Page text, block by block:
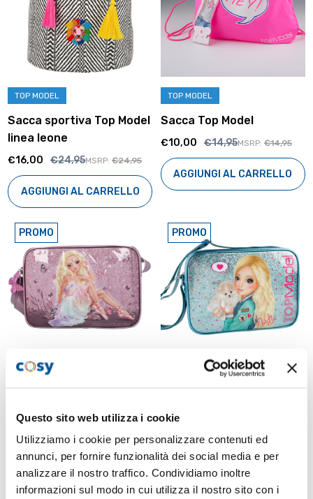
Questo sito web utilizza i cookie
Utilizziamo i cookie per personalizzare contenuti ed
annunci, per fornire funzionalità dei social media e per
analizzare il nostro traffico. Condividiamo inoltre
informazioni sul modo in cui utilizza il nostro sito con i
TOP MODEL
Sacca sportiva Top Model
linea leone
€16,00 €24,95MSRP:€24,95
AGGIUNGI AL CARRELLO
TOP MODEL
Sacca Top Model
€10,00 €14,95MSRP: €14,95
AGGIUNGI AL CARRELLO
PROMO
TOP MODEL
€20,00 €29,95
AGGIUNGI AL CARRELLO
PROMO
Model Nadya
€20,00 €29,95
AGGIUNGI AL CARRELLO